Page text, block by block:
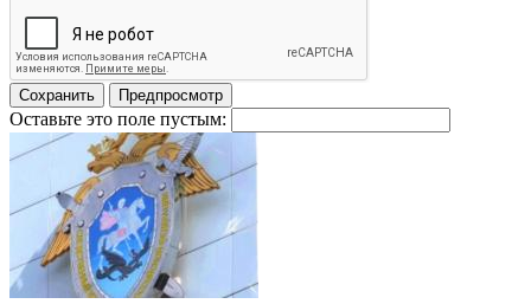
Оставьте это поле пустым: